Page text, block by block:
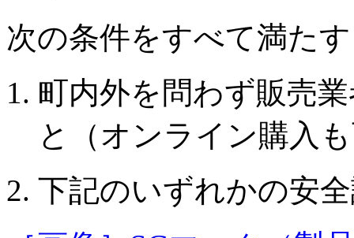
次の条件をすべて満た
町内外を問わず販売
と（オンライン購入
下記のいずれかの安